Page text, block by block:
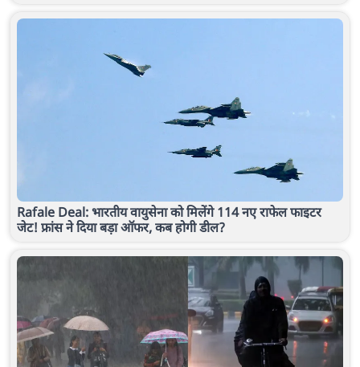
Rafale Deal: भारतीय वायुसेना को मिलेंगे 114 नए राफेल फाइटर
जेट! फ्रांस ने दिया बड़ा ऑफर, कब होगी डील?